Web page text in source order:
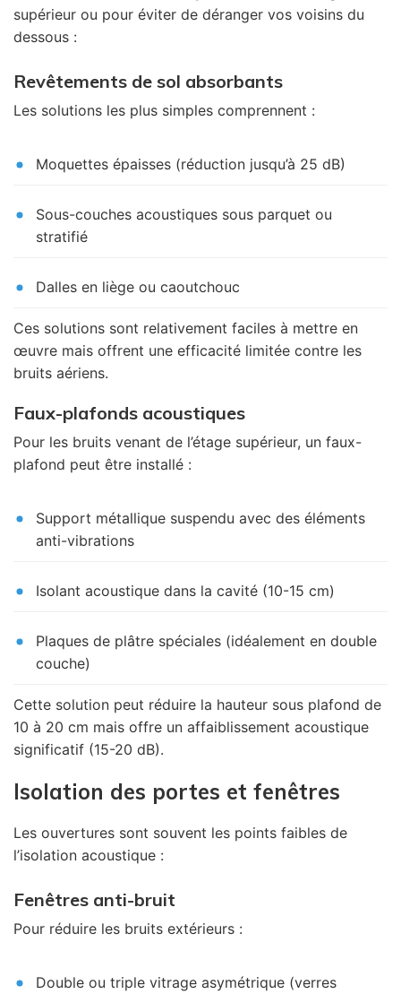
supérieur ou pour éviter de déranger vos voisins du
dessous :
Revêtements de sol absorbants
Les solutions les plus simples comprennent :
Moquettes épaisses (réduction jusqu’à 25 dB)
Sous-couches acoustiques sous parquet ou
stratifié
Dalles en liège ou caoutchouc
Ces solutions sont relativement faciles à mettre en
œuvre mais offrent une efficacité limitée contre les
bruits aériens.
Faux-plafonds acoustiques
Pour les bruits venant de l’étage supérieur, un faux-
plafond peut être installé :
Support métallique suspendu avec des éléments
anti-vibrations
Isolant acoustique dans la cavité (10-15 cm)
Plaques de plâtre spéciales (idéalement en double
couche)
Cette solution peut réduire la hauteur sous plafond de
10 à 20 cm mais offre un affaiblissement acoustique
significatif (15-20 dB).
Isolation des portes et fenêtres
Les ouvertures sont souvent les points faibles de
l’isolation acoustique :
Fenêtres anti-bruit
Pour réduire les bruits extérieurs :
Double ou triple vitrage asymétrique (verres